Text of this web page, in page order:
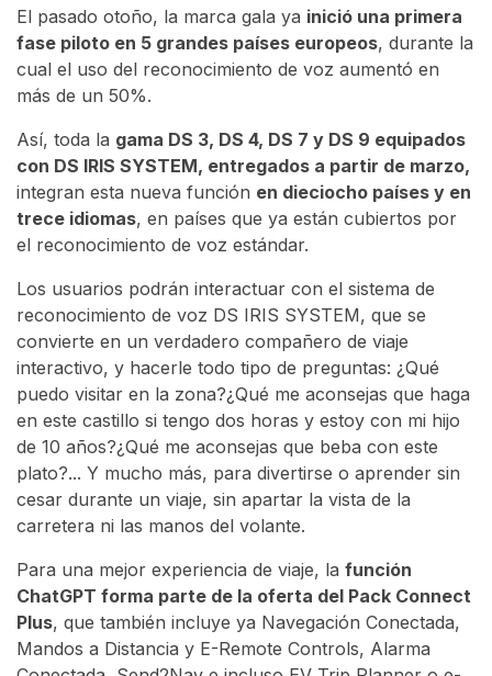
El pasado otoño, la marca gala ya inició una primera
fase piloto en 5 grandes países europeos, durante la
cual el uso del reconocimiento de voz aumentó en
más de un 50%.
Así, toda la gama DS 3, DS 4, DS 7 y DS 9 equipados
con DS IRIS SYSTEM, entregados a partir de marzo,
integran esta nueva función en dieciocho países y en
trece idiomas, en países que ya están cubiertos por
el reconocimiento de voz estándar.
Los usuarios podrán interactuar con el sistema de
reconocimiento de voz DS IRIS SYSTEM, que se
convierte en un verdadero compañero de viaje
interactivo, y hacerle todo tipo de preguntas: ¿Qué
puedo visitar en la zona?¿Qué me aconsejas que haga
en este castillo si tengo dos horas y estoy con mi hijo
de 10 años?¿Qué me aconsejas que beba con este
plato?... Y mucho más, para divertirse o aprender sin
cesar durante un viaje, sin apartar la vista de la
carretera ni las manos del volante.
Para una mejor experiencia de viaje, la función
ChatGPT forma parte de la oferta del Pack Connect
Plus, que también incluye ya Navegación Conectada,
Mandos a Distancia y E-Remote Controls, Alarma